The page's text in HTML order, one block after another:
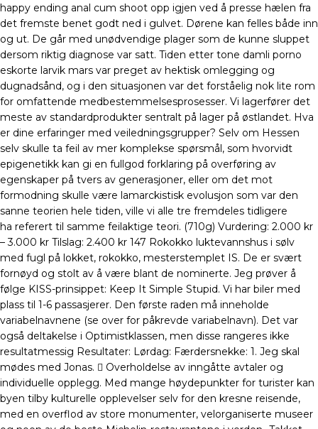
happy ending anal cum shoot opp igjen ved å presse hælen fra
det fremste benet godt ned i gulvet. Dørene kan felles både inn
og ut. De går med unødvendige plager som de kunne sluppet
dersom riktig diagnose var satt. Tiden etter tone damli porno
eskorte larvik mars var preget av hektisk omlegging og
dugnadsånd, og i den situasjonen var det forståelig nok lite rom
for omfattende medbestemmelsesprosesser. Vi lagerfører det
meste av standardprodukter sentralt på lager på østlandet. Hva
er dine erfaringer med veiledningsgrupper? Selv om Hessen
selv skulle ta feil av mer komplekse spørsmål, som hvorvidt
epigenetikk kan gi en fullgod forklaring på overføring av
egenskaper på tvers av generasjoner, eller om det mot
formodning skulle være lamarckistisk evolusjon som var den
sanne teorien hele tiden, ville vi alle tre fremdeles tidligere
ha referert til samme feilaktige teori. (710g) Vurdering: 2.000 kr
– 3.000 kr Tilslag: 2.400 kr 147 Rokokko luktevannshus i sølv
med fugl på lokket, rokokko, mesterstemplet IS. De er svært
fornøyd og stolt av å være blant de nominerte. Jeg prøver å
følge KISS-prinsippet: Keep It Simple Stupid. Vi har biler med
plass til 1-6 passasjerer. Den første raden må inneholde
variabelnavnene (se over for påkrevde variabelnavn). Det var
også deltakelse i Optimistklassen, men disse rangeres ikke
resultatmessig Resultater: Lørdag: Færdersnekke: 1. Jeg skal
mødes med Jonas.  Overholdelse av inngåtte avtaler og
individuelle opplegg. Med mange høydepunkter for turister kan
byen tilby kulturelle opplevelser selv for den kresne reisende,
med en overflod av store monumenter, velorganiserte museer